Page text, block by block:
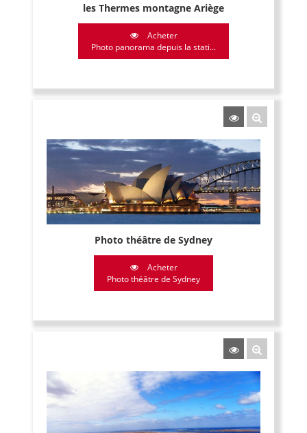
les Thermes montagne Ariège
Acheter
Photo panorama depuis la stati...
Photo théâtre de Sydney
Acheter
Photo théâtre de Sydney